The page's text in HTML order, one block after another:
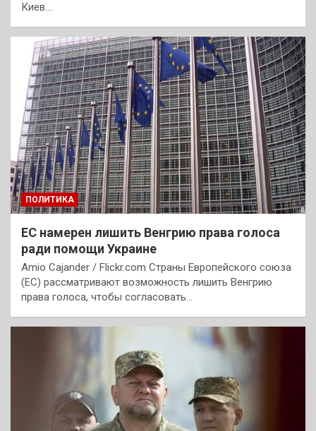
Киев.…
ПОЛИТИКА
ЕС намерен лишить Венгрию права голоса
ради помощи Украине
Amio Cajander / Flickr.com Страны Европейского союза
(ЕС) рассматривают возможность лишить Венгрию
права голоса, чтобы согласовать…